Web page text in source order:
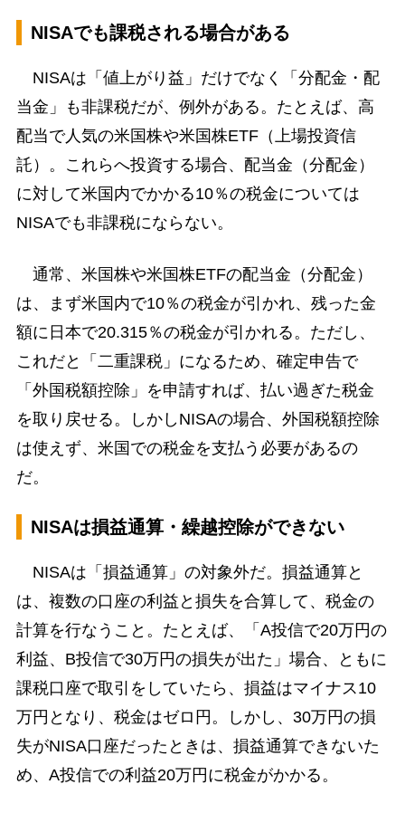
NISAでも課税される場合がある
NISAは「値上がり益」だけでなく「分配金・配
当金」も非課税だが、例外がある。たとえば、高
配当で人気の米国株や米国株ETF（上場投資信
託）。これらへ投資する場合、配当金（分配金）
に対して米国内でかかる10％の税金については
NISAでも非課税にならない。
通常、米国株や米国株ETFの配当金（分配金）
は、まず米国内で10％の税金が引かれ、残った金
額に日本で20.315％の税金が引かれる。ただし、
これだと「二重課税」になるため、確定申告で
「外国税額控除」を申請すれば、払い過ぎた税金
を取り戻せる。しかしNISAの場合、外国税額控除
は使えず、米国での税金を支払う必要があるの
だ。
NISAは損益通算・繰越控除ができない
NISAは「損益通算」の対象外だ。損益通算と
は、複数の口座の利益と損失を合算して、税金の
計算を行なうこと。たとえば、「A投信で20万円の
利益、B投信で30万円の損失が出た」場合、ともに
課税口座で取引をしていたら、損益はマイナス10
万円となり、税金はゼロ円。しかし、30万円の損
失がNISA口座だったときは、損益通算できないた
め、A投信での利益20万円に税金がかかる。